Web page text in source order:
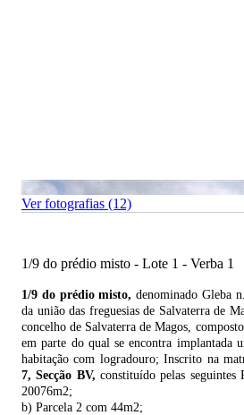
Ver fotografias (12)
1/9 do prédio misto - Lote 1 - Verba 1
1/9 do prédio misto,denominado Gleba
da união das freguesias de Salvaterra de
concelho de Salvaterra de Magos,
em parte do qual se encontra implantada
habitação com logradouro; Inscrito na
7, Secção BV, constituído pelas
20076m2;
b) Parcela 2 com 44m2;